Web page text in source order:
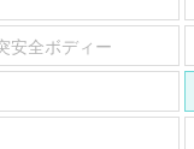
安全ボディー